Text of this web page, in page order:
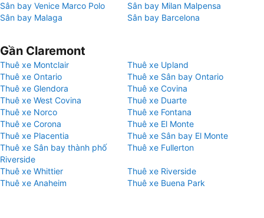
Sân bay Venice Marco Polo
Sân bay Milan Malpensa
Sân bay Malaga
Sân bay Barcelona
Gần Claremont
Thuê xe Montclair
Thuê xe Upland
Thuê xe Ontario
Thuê xe Sân bay Ontario
Thuê xe Glendora
Thuê xe Covina
Thuê xe West Covina
Thuê xe Duarte
Thuê xe Norco
Thuê xe Fontana
Thuê xe Corona
Thuê xe El Monte
Thuê xe Placentia
Thuê xe Sân bay El Monte
Thuê xe Sân bay thành phố
Riverside
Thuê xe Fullerton
Thuê xe Whittier
Thuê xe Riverside
Thuê xe Anaheim
Thuê xe Buena Park